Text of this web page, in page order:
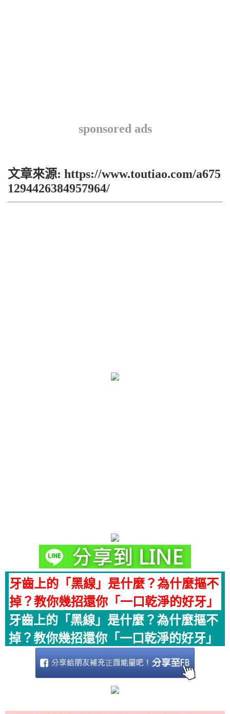
sponsored ads
文章來源: https://www.toutiao.com/a675
1294426384957964/
牙齒上的「黑線」是什麼？為什麼摳不
掉？教你幾招還你「一口乾淨的好牙」
牙齒上的「黑線」是什麼？為什麼摳不
掉？教你幾招還你「一口乾淨的好牙」